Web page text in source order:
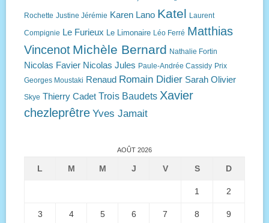
Rochette Justine Jérémie Karen Lano Katel Laurent
Compignie Le Furieux Le Limonaire Léo Ferré Matthias
Vincenot Michèle Bernard Nathalie Fortin
Nicolas Favier Nicolas Jules Paule-Andrée Cassidy Prix
Georges Moustaki Renaud Romain Didier Sarah Olivier
Skye Thierry Cadet Trois Baudets Xavier
chezleprêtre Yves Jamait
AOÛT 2026
L M M J V S D
1 2
3 4 5 6 7 8 9